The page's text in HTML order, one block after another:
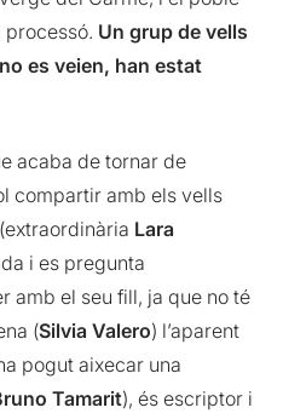
processó. Un grup de vells
es veien, han estat
acaba de tornar de
compartir amb els vells
Lara
i es pregunta
amb el seu fill, ja que no té
(Silvia Valero) l’aparent
pogut aixecar una
Tamarit), és escriptor i